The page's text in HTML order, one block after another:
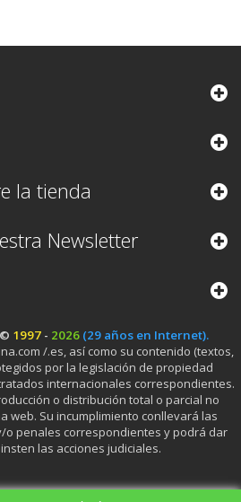
la tienda
Newsletter
1997- 2026 (29 años en Internet).
/.es, así como su contenido (textos,
por la legislación de propiedad
internacionales correspondientes.
o distribución total o parcial no
web. Su incumplimiento conllevará las
o penales correspondientes y podrá dar
las acciones judiciales.